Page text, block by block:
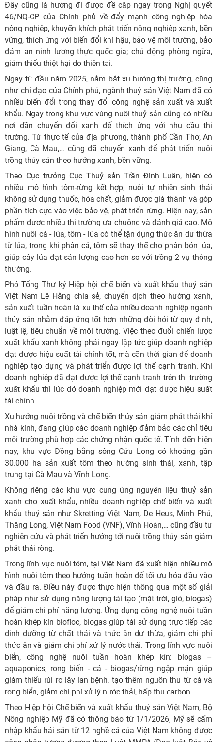
Đây cũng là hướng đi được đề cập ngay trong Nghị quyết
46/NQ-CP của Chính phủ về đẩy mạnh công nghiệp hóa
nông nghiệp, khuyến khích phát triển nông nghiệp xanh, bền
vững, thích ứng với biến đổi khí hậu, bảo vệ môi trường, bảo
đảm an ninh lương thực quốc gia; chủ động phòng ngừa,
giảm thiểu thiệt hại do thiên tai.
Ngay từ đầu năm 2025, nắm bắt xu hướng thị trường, cũng
như chỉ đạo của Chính phủ, ngành thuỷ sản Việt Nam đã có
nhiều biến đổi trong thay đổi công nghệ sản xuất và xuất
khẩu. Ngay trong khu vực vùng nuôi thuỷ sản cũng có nhiều
nơi dần chuyển đổi xanh để thích ứng với nhu cầu thị
trường. Từ thực tế của địa phương, thành phố Cần Thơ, An
Giang, Cà Mau,… cũng đã chuyển xanh để phát triển nuôi
trồng thủy sản theo hướng xanh, bền vững.
Theo Cục trưởng Cục Thuỷ sản Trần Đình Luân, hiện có
nhiều mô hình tôm-rừng kết hợp, nuôi tự nhiên sinh thái
không sử dụng thuốc, hóa chất, giảm được giá thành và góp
phần tích cực vào việc bảo vệ, phát triển rừng. Hiện nay, sản
phẩm được nhiều thị trường ưa chuộng và đánh giá cao. Mô
hình nuôi cá - lúa, tôm - lúa có thể tận dụng thức ăn dư thừa
từ lúa, trong khi phân cá, tôm sẽ thay thế cho phân bón lúa,
giúp cây lúa đạt sản lượng cao hơn so với trồng 2 vụ thông
thường.
Phó Tổng Thư ký Hiệp hội chế biến và xuất khẩu thuỷ sản
Việt Nam Lê Hằng chia sẻ, chuyển dịch theo hướng xanh,
sản xuất tuần hoàn là xu thế của nhiều doanh nghiệp ngành
thủy sản nhằm đáp ứng tốt hơn những đòi hỏi từ quy định,
luật lệ, tiêu chuẩn về môi trường. Việc theo đuổi chiến lược
xuất khẩu xanh không phải ngay lập tức giúp doanh nghiệp
đạt được hiệu suất tài chính tốt, mà cần thời gian để doanh
nghiệp tạo dựng và phát triển được lợi thế cạnh tranh. Khi
doanh nghiệp đã đạt được lợi thế cạnh tranh trên thị trường
xuất khẩu thì lúc đó doanh nghiệp mới đạt được hiệu suất
tài chính.
Xu hướng nuôi trồng và chế biến thủy sản giảm phát thải khí
nhà kính, đang giúp các doanh nghiệp đảm bảo các chỉ tiêu
môi trường phù hợp các chứng nhận quốc tế. Tính đến hiện
nay, khu vực Đồng bằng sông Cửu Long có khoảng gần
30.000 ha sản xuất tôm theo hướng sinh thái, xanh, tập
trung tại Cà Mau và Vĩnh Long.
Không riêng các khu vực cung ứng nguyên liệu thuỷ sản
xanh cho xuất khẩu, nhiều doanh nghiệp chế biến và xuất
khẩu thuỷ sản như Skretting Việt Nam, De Heus, Minh Phú,
Thăng Long, Việt Nam Food (VNF), Vĩnh Hoàn,… cũng đầu tư
nghiên cứu và phát triển hướng tới nuôi trồng thủy sản giảm
phát thải ròng.
Trong lĩnh vực nuôi tôm, tại Việt Nam đã xuất hiện nhiều mô
hình nuôi tôm theo hướng tuần hoàn để tối ưu hóa đầu vào
và đầu ra. Điều này được thực hiện thông qua một số giải
pháp như sử dụng năng lượng tái tạo (mặt trời, gió, biogas)
để giảm chi phí năng lượng. Ứng dụng công nghệ nuôi tuần
hoàn khép kín biofloc, biogas giúp tái sử dụng trực tiếp các
dinh dưỡng từ chất thải và thức ăn dư thừa, giảm chi phí
thức ăn và giảm chi phí xử lý nước thải. Trong lĩnh vực nuôi
biển, công nghệ nuôi tuần hoàn khép kín: biogas –
aquaponics, rong biển - cá - biogas/rừng ngập mặn giúp
giảm thiểu rủi ro lây lan bệnh, tạo thêm nguồn thu từ cá và
rong biển, giảm chi phí xử lý nước thải, hấp thu carbon...
Theo Hiệp hội Chế biến và xuất khẩu thuỷ sản Việt Nam, Bộ
Nông nghiệp Mỹ đã có thông báo từ 1/1/2026, Mỹ sẽ cấm
nhập khẩu hải sản từ 12 nghề cá của Việt Nam không được